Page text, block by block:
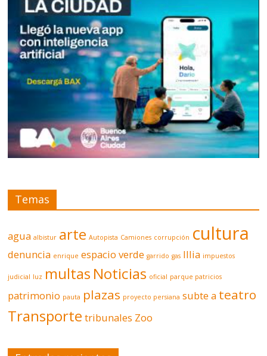
Temas
agua albistur arte Autopista Camiones corrupción cultura
denuncia enrique espacio verde garrido gas Illia impuestos
judicial luz multas Noticias oficial parque patricios
patrimonio pauta plazas proyecto persiana subte a teatro
Transporte tribunales Zoo